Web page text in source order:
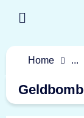
Home ...